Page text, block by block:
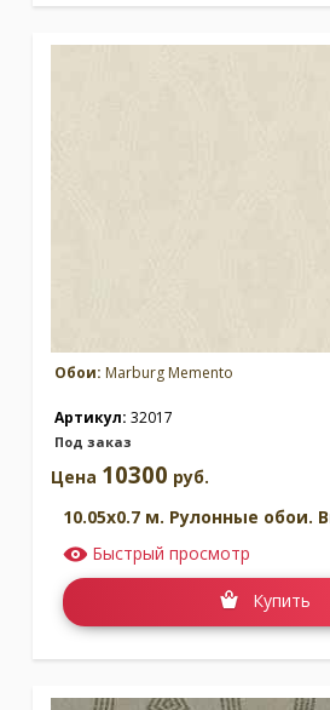
Обои: Marburg Memento
Артикул: 32017
Под заказ
Цена 10300 руб.
10.05x0.7 м. Рулонные обои.
Быстрый просмотр
Купить